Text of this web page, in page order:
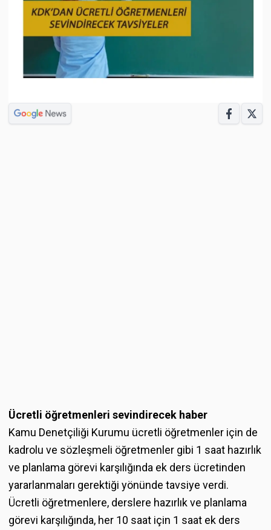
Ücretli öğretmenleri sevindirecek haber
Kamu Denetçiliği Kurumu ücretli öğretmenler için de
kadrolu ve sözleşmeli öğretmenler gibi 1 saat hazırlık
ve planlama görevi karşılığında ek ders ücretinden
yararlanmaları gerektiği yönünde tavsiye verdi.
Ücretli öğretmenlere, derslere hazırlık ve planlama
görevi karşılığında, her 10 saat için 1 saat ek ders